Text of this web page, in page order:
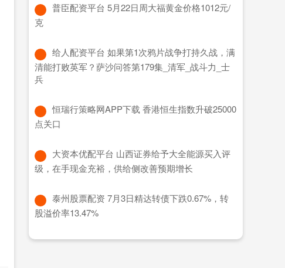
​普臣配资平台 5月22日周大福黄金价格1012元/
克
​给人配资平台 如果第1次鸦片战争打持久战，满
清能打败英军？萨沙问答第179集_清军_战斗力_士
兵
​恒瑞行策略网APP下载 香港恒生指数升破25000
点关口
​大资本优配平台 山西证券给予大全能源买入评
级，在手现金充裕，供给侧改善预期增长
​泰州股票配资 7月3日精达转债下跌0.67%，转
股溢价率13.47%